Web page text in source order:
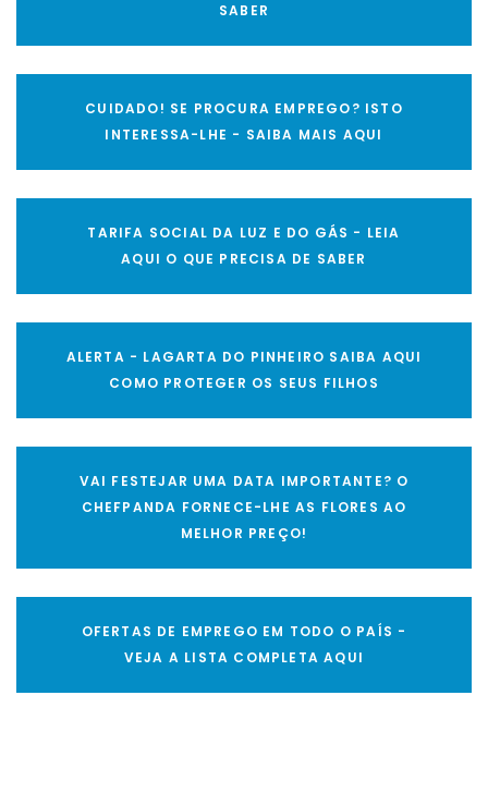
SABER
CUIDADO! SE PROCURA EMPREGO? ISTO
INTERESSA-LHE - SAIBA MAIS AQUI
TARIFA SOCIAL DA LUZ E DO GÁS - LEIA
AQUI O QUE PRECISA DE SABER
ALERTA - LAGARTA DO PINHEIRO SAIBA AQUI
COMO PROTEGER OS SEUS FILHOS
VAI FESTEJAR UMA DATA IMPORTANTE? O
CHEFPANDA FORNECE-LHE AS FLORES AO
MELHOR PREÇO!
OFERTAS DE EMPREGO EM TODO O PAÍS -
VEJA A LISTA COMPLETA AQUI